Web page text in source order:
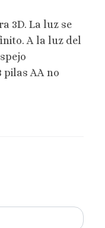
3D. La luz se
A la luz del
pilas AA no